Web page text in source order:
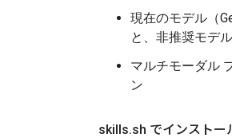
現在のモデル（
と、非推奨モデ
マルチモーダル
ン
skills.sh でインストー